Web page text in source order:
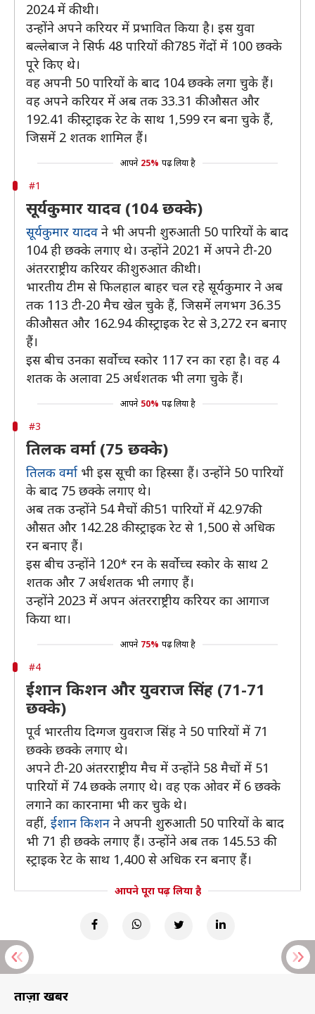
2024 में की थी।
उन्होंने अपने करियर में प्रभावित किया है। इस युवा
बल्लेबाज ने सिर्फ 48 पारियों की 785 गेंदों में 100 छक्के
पूरे किए थे।
वह अपनी 50 पारियों के बाद 104 छक्के लगा चुके हैं।
वह अपने करियर में अब तक 33.31 की औसत और
192.41 की स्ट्राइक रेट के साथ 1,599 रन बना चुके हैं,
जिसमें 2 शतक शामिल हैं।
आपने 25% पढ़ लिया है
#1
सूर्यकुमार यादव (104 छक्के)
सूर्यकुमार यादव ने भी अपनी शुरुआती 50 पारियों के बाद
104 ही छक्के लगाए थे। उन्होंने 2021 में अपने टी-20
अंतरराष्ट्रीय करियर की शुरुआत की थी।
भारतीय टीम से फिलहाल बाहर चल रहे सूर्यकुमार ने अब
तक 113 टी-20 मैच खेल चुके हैं, जिसमें लगभग 36.35
की औसत और 162.94 की स्ट्राइक रेट से 3,272 रन बनाए
हैं।
इस बीच उनका सर्वोच्च स्कोर 117 रन का रहा है। वह 4
शतक के अलावा 25 अर्धशतक भी लगा चुके हैं।
आपने 50% पढ़ लिया है
#3
तिलक वर्मा (75 छक्के)
तिलक वर्मा भी इस सूची का हिस्सा हैं। उन्होंने 50 पारियों
के बाद 75 छक्के लगाए थे।
अब तक उन्होंने 54 मैचों की 51 पारियों में 42.97की
औसत और 142.28 की स्ट्राइक रेट से 1,500 से अधिक
रन बनाए हैं।
इस बीच उन्होंने 120* रन के सर्वोच्च स्कोर के साथ 2
शतक और 7 अर्धशतक भी लगाए हैं।
उन्होंने 2023 में अपन अंतरराष्ट्रीय करियर का आगाज
किया था।
आपने 75% पढ़ लिया है
#4
ईशान किशन और युवराज सिंह (71-71
छक्के)
पूर्व भारतीय दिग्गज युवराज सिंह ने 50 पारियों में 71
छक्के छक्के लगाए थे।
अपने टी-20 अंतरराष्ट्रीय मैच में उन्होंने 58 मैचों में 51
पारियों में 74 छक्के लगाए थे। वह एक ओवर में 6 छक्के
लगाने का कारनामा भी कर चुके थे।
वहीं, ईशान किशन ने अपनी शुरुआती 50 पारियों के बाद
भी 71 ही छक्के लगाए हैं। उन्होंने अब तक 145.53 की
स्ट्राइक रेट के साथ 1,400 से अधिक रन बनाए हैं।
आपने पूरा पढ़ लिया है
ताज़ा खबरें